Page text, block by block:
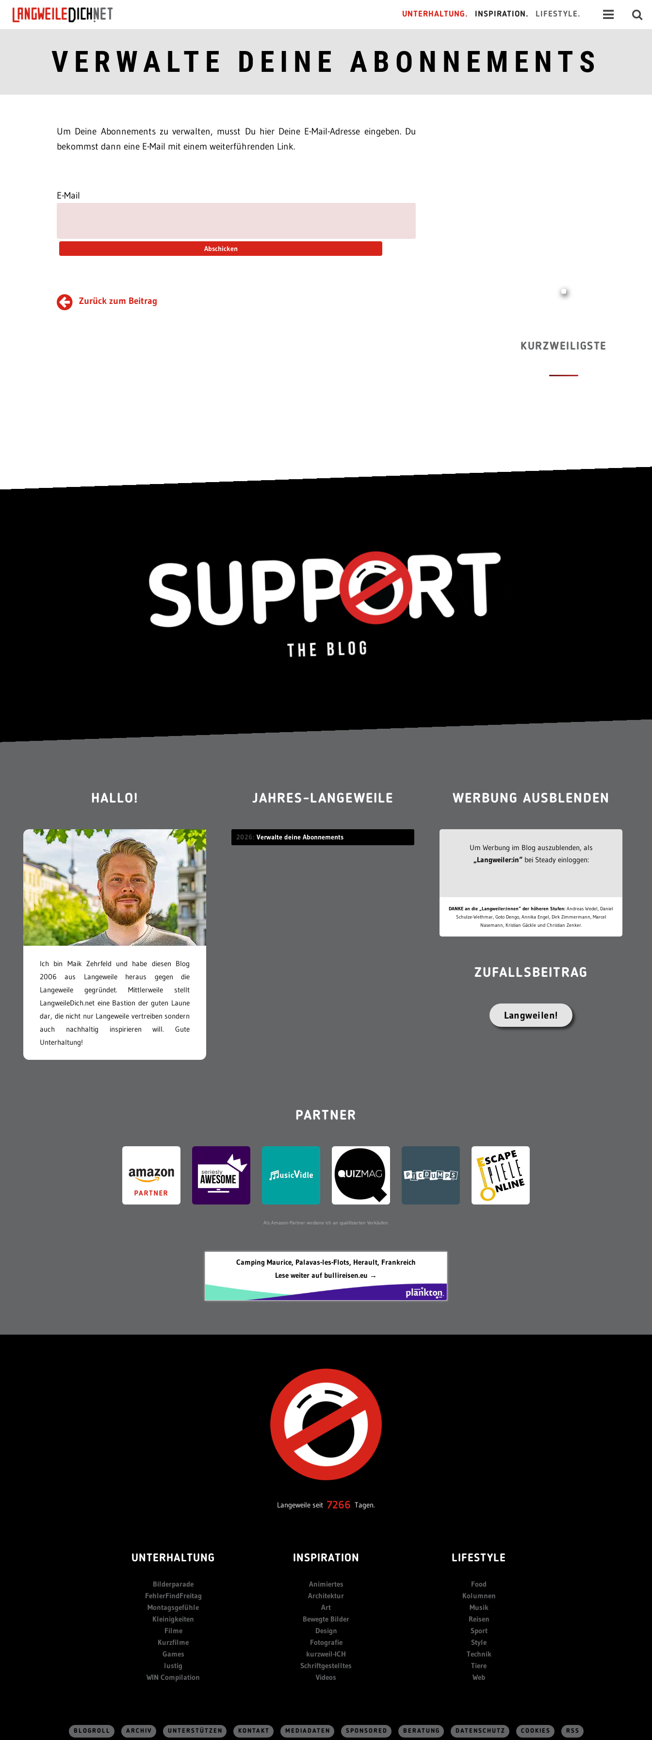
UNTERHALTUNG. INSPIRATION. LIFESTYLE.
VERWALTE DEINE ABONNEMENTS
Um Deine Abonnements zu verwalten, musst Du hier Deine E-Mail-Adresse eingeben. Du
bekommst dann eine E-Mail mit einem weiterführenden Link.
E-Mail
Zurück zum Beitrag
KURZWEILIGSTE
HALLO!
Ich bin Maik Zehrfeld und habe diesen Blog
2006 aus Langeweile heraus gegen die
Langeweile gegründet. Mittlerweile stellt
LangweileDich.net eine Bastion der guten Laune
dar, die nicht nur Langeweile vertreiben sondern
auch nachhaltig inspirieren will. Gute
Unterhaltung!
JAHRES-LANGEWEILE
2026 Verwalte deine Abonnements
WERBUNG AUSBLENDEN
Um Werbung im Blog auszublenden, als
„Langweiler:in“bei Steady einloggen:
DANKE an die „Langweiler:innen“ der höheren Stufen: Andreas Wedel, Daniel
Schulze-Wethmar, Goto Dengo, Annika Engel, Dirk Zimmermann, Marcel
Nasemann, Kristian Gäckle und Christian Zenker.
ZUFALLSBEITRAG
Langweilen!
PARTNER
Als Amazon-Partner verdiene ich an qualifizierten Verkäufen.
Camping Maurice, Palavas-les-Flots, Herault, Frankreich
Lese weiter auf bullireisen.eu →
Langeweile seit 7266 Tagen.
UNTERHALTUNG
Bilderparade
FehlerFindFreitag
Montagsgefühle
Kleinigkeiten
Filme
Kurzfilme
Games
lustig
WIN Compilation
INSPIRATION
Animiertes
Architektur
Art
Bewegte Bilder
Design
Fotografie
kurzweil-ICH
Schriftgestelltes
Videos
LIFESTYLE
Food
Kolumnen
Musik
Reisen
Sport
Style
Technik
Tiere
Web
BLOGROLL ARCHIV UNTERSTÜTZEN KONTAKT MEDIADATEN SPONSORED BERATUNG DATENSCHUTZ COOKIES RSS